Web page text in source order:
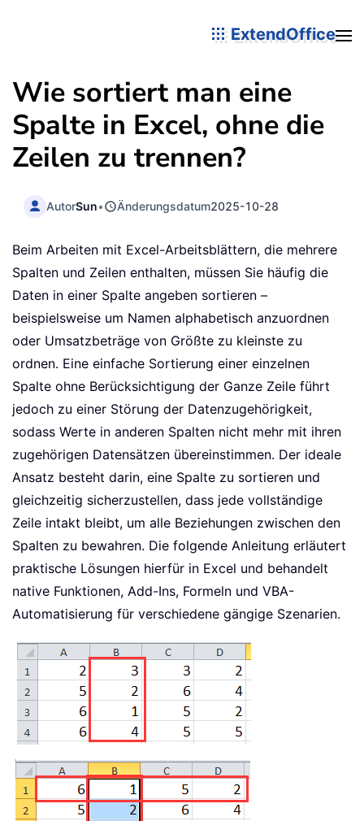
ExtendOffice
Wie sortiert man eine
Spalte in Excel, ohne die
Zeilen zu trennen?
AutorSun• Änderungsdatum2025-10-28
Beim Arbeiten mit Excel-Arbeitsblättern, die mehrere
Spalten und Zeilen enthalten, müssen Sie häufig die
Daten in einer Spalte angeben sortieren –
beispielsweise um Namen alphabetisch anzuordnen
oder Umsatzbeträge von Größte zu kleinste zu
ordnen. Eine einfache Sortierung einer einzelnen
Spalte ohne Berücksichtigung der Ganze Zeile führt
jedoch zu einer Störung der Datenzugehörigkeit,
sodass Werte in anderen Spalten nicht mehr mit ihren
zugehörigen Datensätzen übereinstimmen. Der ideale
Ansatz besteht darin, eine Spalte zu sortieren und
gleichzeitig sicherzustellen, dass jede vollständige
Zeile intakt bleibt, um alle Beziehungen zwischen den
Spalten zu bewahren. Die folgende Anleitung erläutert
praktische Lösungen hierfür in Excel und behandelt
native Funktionen, Add-Ins, Formeln und VBA-
Automatisierung für verschiedene gängige Szenarien.